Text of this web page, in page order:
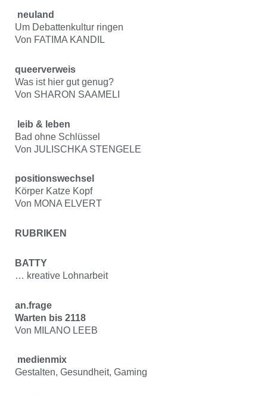
neuland
Um Debattenkultur ringen
Von FATIMA KANDIL
queerverweis
Was ist hier gut genug?
Von SHARON SAAMELI
leib & leben
Bad ohne Schlüssel
Von JULISCHKA STENGELE
positionswechsel
Körper Katze Kopf
Von MONA ELVERT
RUBRIKEN
BATTY
… kreative Lohnarbeit
an.frage
Warten bis 2118
Von MILANO LEEB
medienmix
Gestalten, Gesundheit, Gaming